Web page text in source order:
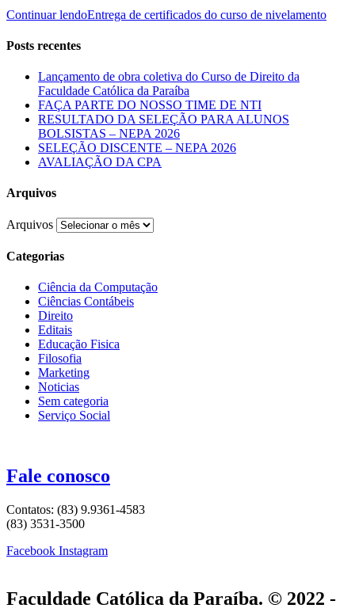
Continuar lendoEntrega de certificados do curso de nivelamento
Posts recentes
Lançamento de obra coletiva do Curso de Direito da
Faculdade Católica da Paraíba
FAÇA PARTE DO NOSSO TIME DE NTI
RESULTADO DA SELEÇÃO PARA ALUNOS
BOLSISTAS – NEPA 2026
SELEÇÃO DISCENTE – NEPA 2026
AVALIAÇÃO DA CPA
Arquivos
Arquivos
Categorias
Ciência da Computação
Ciências Contábeis
Direito
Editais
Educação Fisica
Filosofia
Marketing
Noticias
Sem categoria
Serviço Social
Fale conosco
Contatos: (83) 9.9361-4583
(83) 3531-3500
Facebook Instagram
Faculdade Católica da Paraíba. © 2022 -